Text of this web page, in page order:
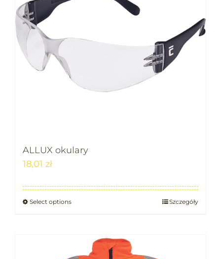
ALLUX okulary
18,01 zł
Select options Szczegóły